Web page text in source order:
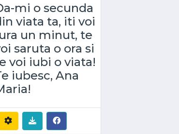
mi o secunda
viata ta, iti voi
un minut, te
saruta o ora si
voi iubi o viata!
iubesc, Ana